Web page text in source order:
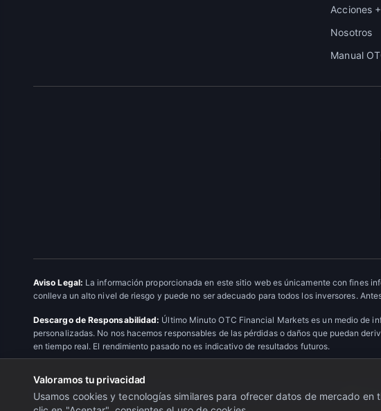
Acciones
Nosotros
Manual
Aviso Legal: La información proporcionada en este sitio web es únicamente con fines
conlleva un alto nivel de riesgo y puede no ser adecuado para todos los inversores.
Descargo de Responsabilidad: Último Minuto OTC Financial Markets es un medio de
personalizadas. No nos hacemos responsables de las pérdidas o daños que puedan
en tiempo real. El rendimiento pasado no es indicativo de resultados futuros.
© 2026 Último Minuto OTC Financial Markets. Todos los derechos reservados.·
Valoramos tu privacidad
Usamos cookies y tecnologías similares para ofrecer datos de mercado